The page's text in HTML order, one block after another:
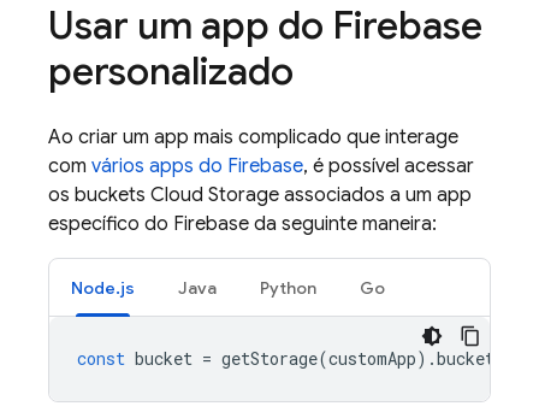
Usar um app do Firebase
personalizado
Ao criar um app mais complicado que interage
com vários apps do Firebase, é possível acessar
os buckets Cloud Storage associados a um app
específico do Firebase da seguinte maneira:
Node.js Java Python Go
const bucket = getStorage(customApp).bucket